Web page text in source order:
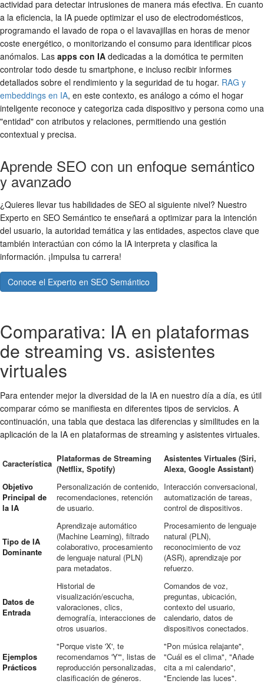
actividad para detectar intrusiones de manera más efectiva. En cuanto
a la eficiencia, la IA puede optimizar el uso de electrodomésticos,
programando el lavado de ropa o el lavavajillas en horas de menor
coste energético, o monitorizando el consumo para identificar picos
anómalos. Las apps con IA dedicadas a la domótica te permiten
controlar todo desde tu smartphone, e incluso recibir informes
detallados sobre el rendimiento y la seguridad de tu hogar. RAG y
embeddings en IA, en este contexto, es análogo a cómo el hogar
inteligente reconoce y categoriza cada dispositivo y persona como una
"entidad" con atributos y relaciones, permitiendo una gestión
contextual y precisa.
Aprende SEO con un enfoque semántico
y avanzado
¿Quieres llevar tus habilidades de SEO al siguiente nivel? Nuestro
Experto en SEO Semántico te enseñará a optimizar para la intención
del usuario, la autoridad temática y las entidades, aspectos clave que
también interactúan con cómo la IA interpreta y clasifica la
información. ¡Impulsa tu carrera!
Conoce el Experto en SEO Semántico
Comparativa: IA en plataformas
de streaming vs. asistentes
virtuales
Para entender mejor la diversidad de la IA en nuestro día a día, es útil
comparar cómo se manifiesta en diferentes tipos de servicios. A
continuación, una tabla que destaca las diferencias y similitudes en la
aplicación de la IA en plataformas de streaming y asistentes virtuales.
Característica Plataformas de Streaming
(Netflix, Spotify)
Asistentes Virtuales (Siri,
Alexa, Google Assistant)
Objetivo
Principal de
la IA
Personalización de contenido,
recomendaciones, retención
de usuario.
Interacción conversacional,
automatización de tareas,
control de dispositivos.
Tipo de IA
Dominante
Aprendizaje automático
(Machine Learning), filtrado
colaborativo, procesamiento
de lenguaje natural (PLN)
para metadatos.
Procesamiento de lenguaje
natural (PLN),
reconocimiento de voz
(ASR), aprendizaje por
refuerzo.
Datos de
Entrada
Historial de
visualización/escucha,
valoraciones, clics,
demografía, interacciones de
otros usuarios.
Comandos de voz,
preguntas, ubicación,
contexto del usuario,
calendario, datos de
dispositivos conectados.
Ejemplos
Prácticos
"Porque viste 'X', te
recomendamos 'Y'", listas de
reproducción personalizadas,
clasificación de géneros.
"Pon música relajante",
"Cuál es el clima", "Añade
cita a mi calendario",
"Enciende las luces".